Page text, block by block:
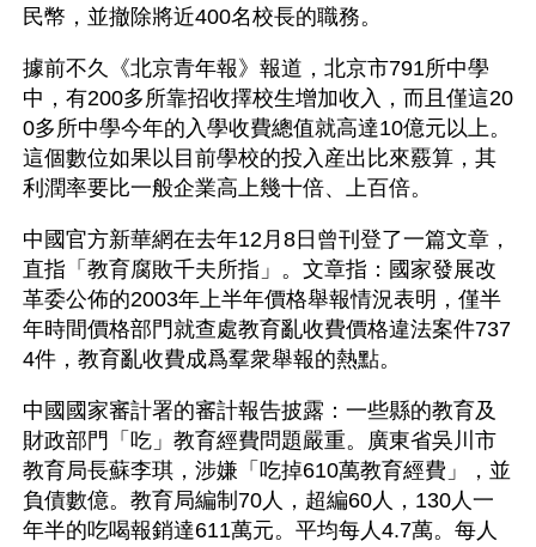
民幣，並撤除將近400名校長的職務。
據前不久《北京青年報》報道，北京市791所中學
中，有200多所靠招收擇校生增加收入，而且僅這20
0多所中學今年的入學收費總值就高達10億元以上。
這個數位如果以目前學校的投入産出比來覈算，其
利潤率要比一般企業高上幾十倍、上百倍。
中國官方新華網在去年12月8日曾刊登了一篇文章，
直指「教育腐敗千夫所指」。文章指：國家發展改
革委公佈的2003年上半年價格舉報情況表明，僅半
年時間價格部門就查處教育亂收費價格違法案件737
4件，教育亂收費成爲羣衆舉報的熱點。
中國國家審計署的審計報告披露：一些縣的教育及
財政部門「吃」教育經費問題嚴重。廣東省吳川市
教育局長蘇李琪，涉嫌「吃掉610萬教育經費」，並
負債數億。教育局編制70人，超編60人，130人一
年半的吃喝報銷達611萬元。平均每人4.7萬。每人